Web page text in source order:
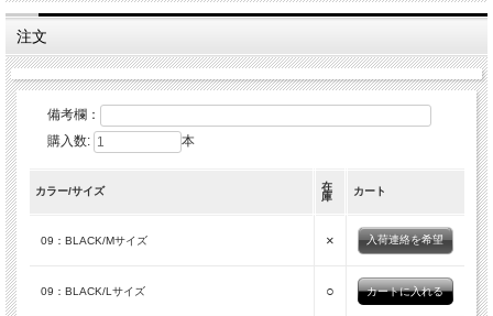
注文
備考欄：
購入数:
本
カラー/サイズ
在
庫
カート
09：BLACK/Mサイズ × 入荷連絡を希望
09：BLACK/Lサイズ ○